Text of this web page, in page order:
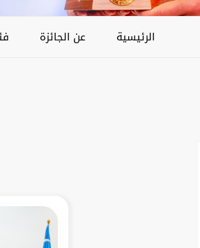
الرئيسية عن الجائزة